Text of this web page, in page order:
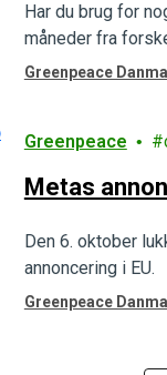
Har du brug for
måneder fra
Greenpeace
Greenpeace
Metas
Den 6. oktober
annoncering i EU.
Greenpeace